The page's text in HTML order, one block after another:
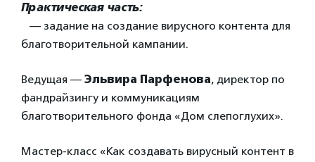
Практическая часть:
— задание на создание вирусного контента для
благотворительной кампании.
Ведущая — Эльвира Парфенова, директор по
фандрайзингу и коммуникациям
благотворительного фонда «Дом слепоглухих».
Мастер-класс «Как создавать вирусный контент в